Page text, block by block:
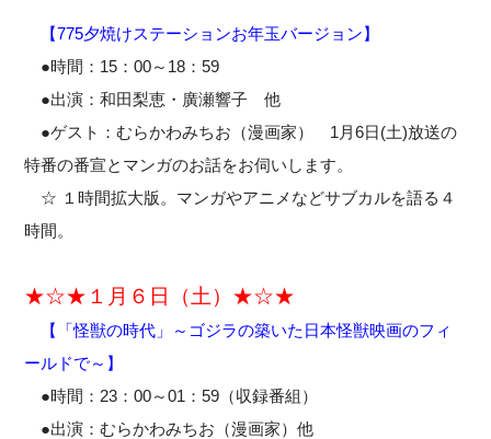
【775夕焼けステーションお年玉バージョン】
●時間：15：00～18：59
●出演：和田梨恵・廣瀬響子 他
●ゲスト：むらかわみちお（漫画家） 1月6日(土)放送の
特番の番宣とマンガのお話をお伺いします。
☆ １時間拡大版。マンガやアニメなどサブカルを語る４
時間。
★☆★ １月６日（土） ★☆★
【「怪獣の時代」～ゴジラの築いた日本怪獣映画のフィ
ールドで～】
●時間：23：00～01：59（収録番組）
●出演：むらかわみちお（漫画家）他